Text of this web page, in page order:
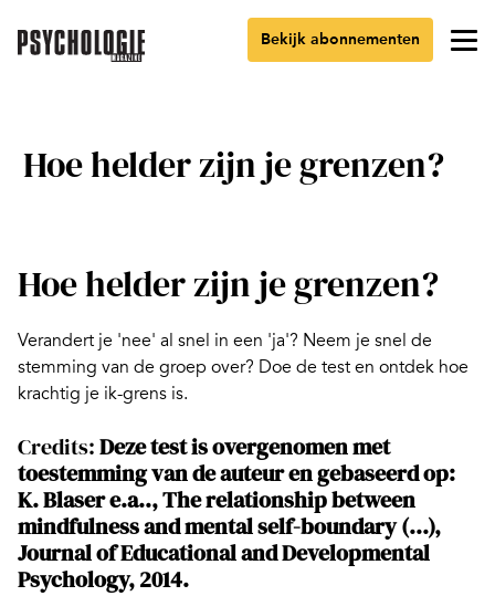
Bekijk abonnementen
Hoe helder zijn je grenzen?
Hoe helder zijn je grenzen?
Verandert je 'nee' al snel in een 'ja'? Neem je snel de
stemming van de groep over? Doe de test en ontdek hoe
krachtig je ik-grens is.
Credits:Deze test is overgenomen met
toestemming van de auteur en gebaseerd op:
K. Blaser e.a.., The relationship between
mindfulness and mental self-boundary (...),
Journal of Educational and Developmental
Psychology, 2014.